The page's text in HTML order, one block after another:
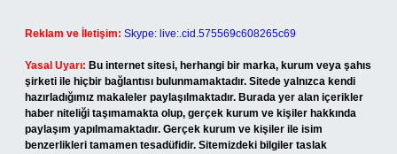
Reklam ve İletişim: Skype: live:.cid.575569c608265c69
Yasal Uyarı: Bu internet sitesi, herhangi bir marka, kurum veya şahıs
şirketi ile hiçbir bağlantısı bulunmamaktadır. Sitede yalnızca kendi
hazırladığımız makaleler paylaşılmaktadır. Burada yer alan içerikler
haber niteliği taşımamakta olup, gerçek kurum ve kişiler hakkında
paylaşım yapılmamaktadır. Gerçek kurum ve kişiler ile isim
benzerlikleri tamamen tesadüfidir. Sitemizdeki bilgiler taslak